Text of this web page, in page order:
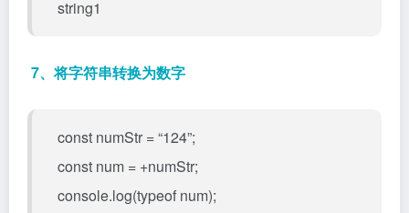
string1
7、将字符串转换为数字
const numStr = “124”;
const num = +numStr;
console.log(typeof num);